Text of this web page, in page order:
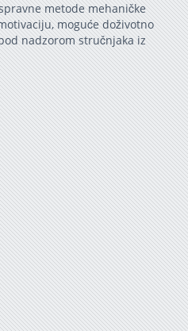
metode mehaničke
moguće doživotno
nadzorom stručnjaka iz